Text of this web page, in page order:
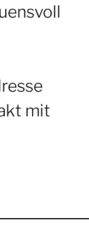
mit